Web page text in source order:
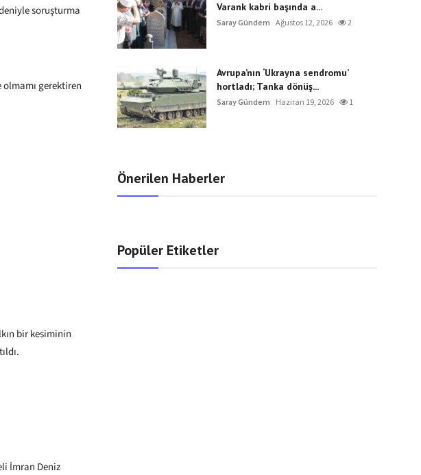
soruşturma
gerektiren
bir kesiminin
İmran Deniz
Varank kabri başında a...
Saray Gündem Ağustos 12, 2026 2
Avrupa’nın ‘Ukrayna sendromu’
hortladı; Tanka dönüş...
Saray Gündem Haziran 19, 2026 1
Önerilen Haberler
Popüler Etiketler